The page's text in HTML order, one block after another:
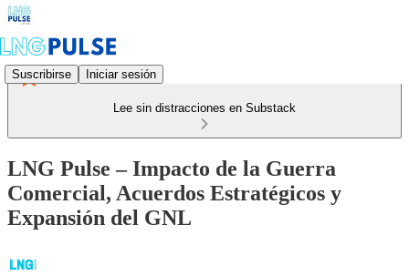
Suscribirse Iniciar sesión
Lee sin distracciones en Substack
LNG Pulse – Impacto de la Guerra
Comercial, Acuerdos Estratégicos y
Expansión del GNL